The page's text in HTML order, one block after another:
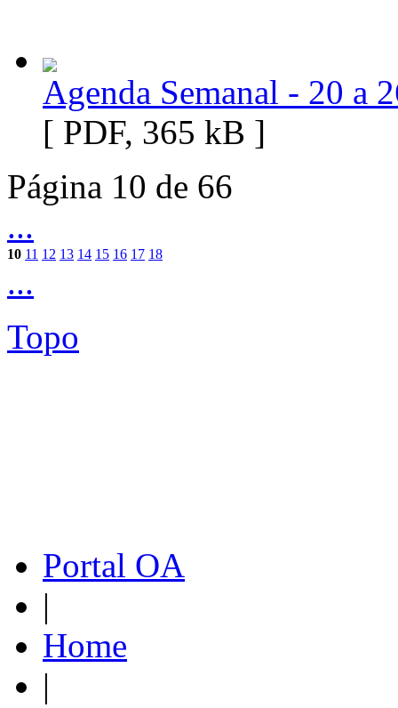
Agenda Semanal - 20 a
[ PDF, 365 kB ]
Página 10 de 66
...
10 11 12 13 14 15 16 17 18
...
Topo
Portal OA
|
Home
|